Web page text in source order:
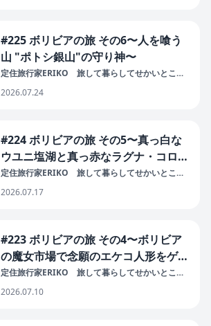
#225 ボリビアの旅 その6〜人を喰う
山 "ポトシ銀山"の守り神〜
定住旅行家ERIKO 旅して暮らしてせかいとこと
2026.07.24
#224 ボリビアの旅 その5〜真っ白な
ウユニ塩湖と真っ赤なラグナ・コロラ
ダ〜
定住旅行家ERIKO 旅して暮らしてせかいとこと
2026.07.17
#223 ボリビアの旅 その4〜ボリビア
の魔女市場で念願のエケコ人形をゲッ
ト！〜
定住旅行家ERIKO 旅して暮らしてせかいとこと
2026.07.10